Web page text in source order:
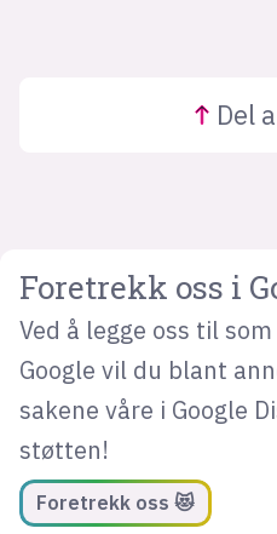
Del
Foretrekk oss i
Ved å legge oss til
Google vil du blant
sakene våre i Google
støtten!
Foretrekk oss 😻